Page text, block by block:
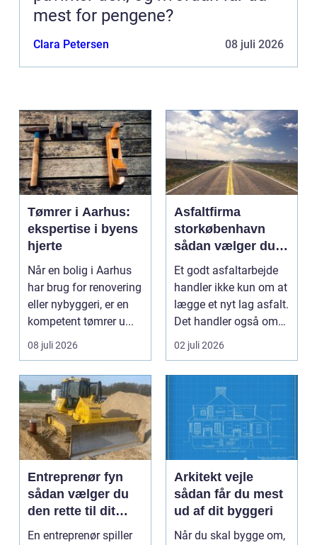
mest for pengene?
Clara Petersen 08 juli 2026
Tømrer i Aarhus:
ekspertise i byens
hjerte
Når en bolig i Aarhus
har brug for renovering
eller nybyggeri, er en
kompetent tømrer u...
08 juli 2026
Asfaltfirma
storkøbenhavn
sådan vælger du
den rette
samarbejdspartner
Et godt asfaltarbejde
handler ikke kun om at
lægge et nyt lag asfalt.
Det handler også om
planlægnin...
02 juli 2026
Entreprenør fyn
sådan vælger du
den rette til dit
projekt
En entreprenør spiller
Arkitekt vejle
sådan får du mest
ud af dit byggeri
Når du skal bygge om,